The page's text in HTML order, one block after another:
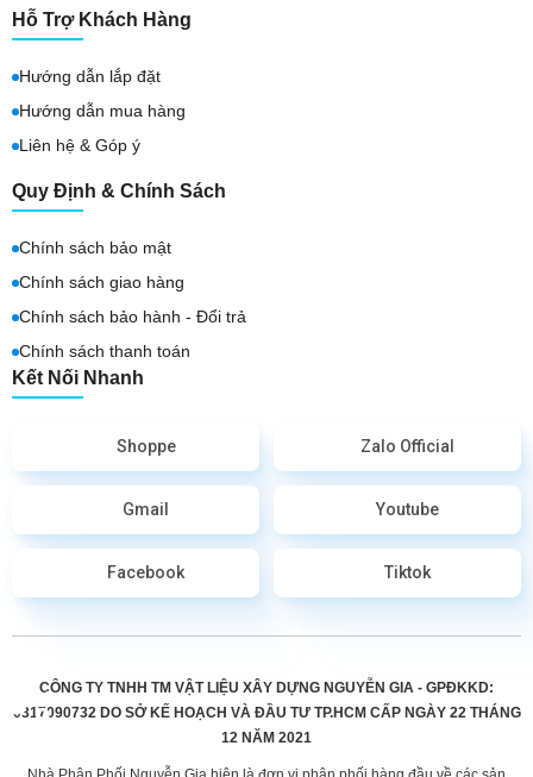
Hỗ Trợ Khách Hàng
Hướng dẫn lắp đặt
Hướng dẫn mua hàng
Liên hệ & Góp ý
Quy Định & Chính Sách
Chính sách bảo mật
Chính sách giao hàng
Chính sách bảo hành - Đổi trả
Chính sách thanh toán
Kết Nối Nhanh
Shoppe Zalo Official
Gmail Youtube
Facebook Tiktok
CÔNG TY TNHH TM VẬT LIỆU XÂY DỰNG NGUYỄN GIA - GPĐKKD:
0317090732 DO SỞ KẾ HOẠCH VÀ ĐẦU TƯ TP.HCM CẤPNGÀY 22 THÁNG
12 NĂM 2021